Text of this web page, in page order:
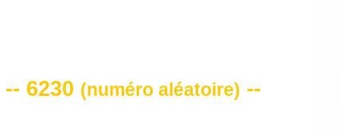
-- 6230 (numéro aléatoire) --